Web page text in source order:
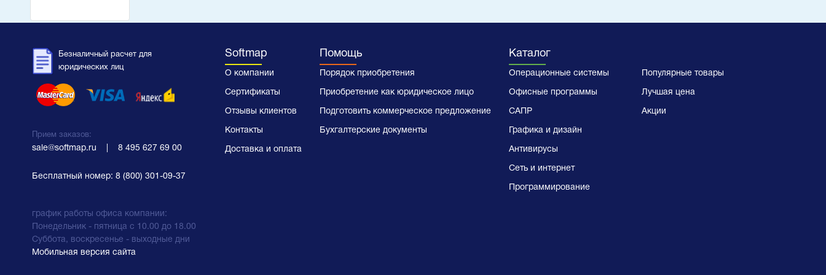
Безналичный расчет для
юридических лиц
Прием заказов:
sale@softmap.ru 8 495 627 69 00
Бесплатный номер: 8 (800) 301-09-37
график работы офиса компании:
Понедельник - пятница с 10.00 до 18.00
Суббота, воскресенье - выходные дни
Softmap
О компании
Сертификаты
Отзывы клиентов
Контакты
Доставка и оплата
Помощь
Порядок приобретения
Приобретение как юридическое лицо
Подготовить коммерческое предложение
Бухгалтерские документы
Каталог
Операционные системы
Офисные программы
САПР
Графика и дизайн
Антивирусы
Сеть и интернет
Программирование
Популярные товары
Лучшая цена
Акции
Мобильная версия сайта